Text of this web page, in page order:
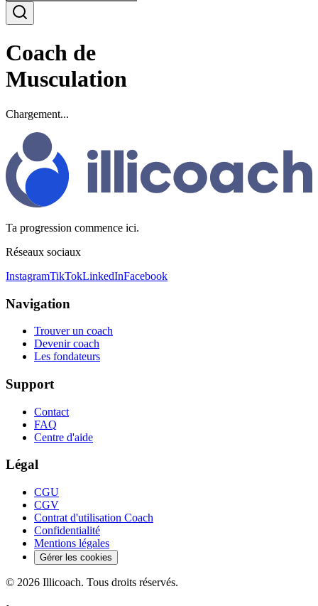
Coach de
Musculation
Chargement...
Ta progression commence ici.
Réseaux sociaux
InstagramTikTokLinkedInFacebook
Navigation
Trouver un coach
Devenir coach
Les fondateurs
Support
Contact
FAQ
Centre d'aide
Légal
CGU
CGV
Contrat d'utilisation Coach
Confidentialité
Mentions légales
Gérer les cookies
© 2026 Illicoach. Tous droits réservés.